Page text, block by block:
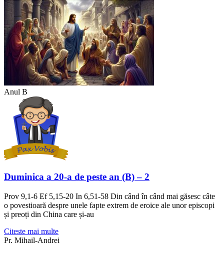
Anul B
Duminica a 20-a de peste an (B) – 2
Prov 9,1-6 Ef 5,15-20 In 6,51-58 Din când în când mai găsesc câte
o povestioară despre unele fapte extrem de eroice ale unor episcopi
și preoți din China care și-au
Citeste mai multe
Pr. Mihail-Andrei